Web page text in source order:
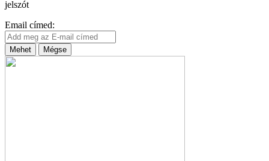
jelszót
Email címed:
Mehet Mégse